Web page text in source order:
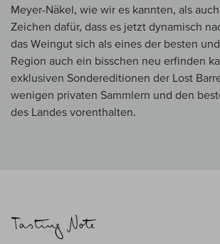
Meyer-Näkel, wie wir es kannten, als
Zeichen dafür, dass es jetzt dynamisch
das Weingut sich als eines der besten
Region auch ein bisschen neu erfinden
exklusiven Sondereditionen der Lost
wenigen privaten Sammlern und den
des Landes vorenthalten.